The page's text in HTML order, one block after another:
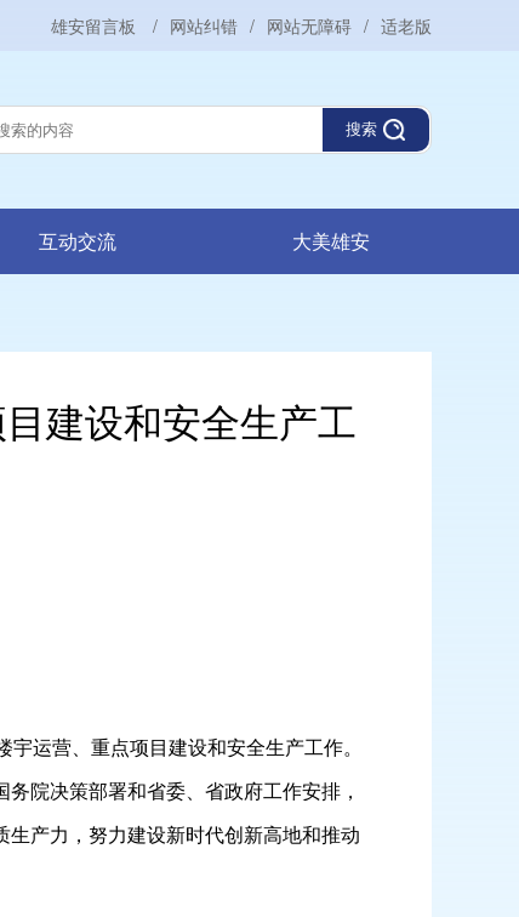
雄安留言板 / 网站纠错 / 网站无障碍 / 适老版
搜索
互动交流 大美雄安
建设和安全生产工
运营、重点项目建设和安全生产工作。
院决策部署和省委、省政府工作安排，
产力，努力建设新时代创新高地和推动